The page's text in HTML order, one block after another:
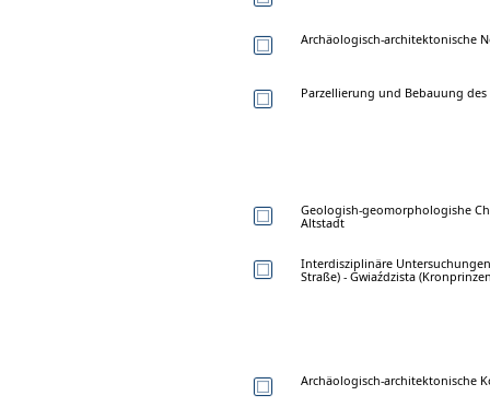
Archäologisch-architektonische
Parzellierung und Bebauung
Geologish-geomorphologishe
Altstadt
Interdisziplinäre
Straße) - Gwiaździsta
Archäologisch-architektonische